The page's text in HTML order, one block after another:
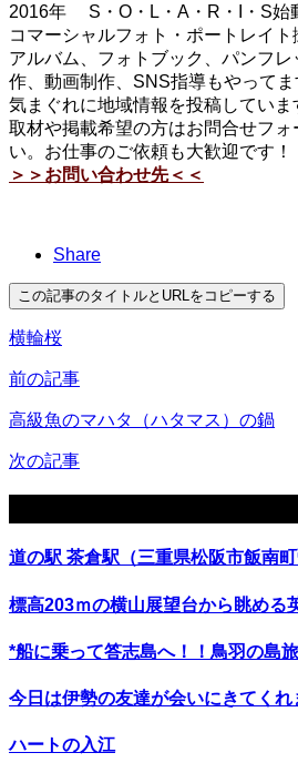
2016年 S・O・L・A・R・I・S
コマーシャルフォト・ポートレイト
アルバム、フォトブック、パンフレ
作、動画制作、SNS指導もやってま
気まぐれに地域情報を投稿していま
取材や掲載希望の方はお問合せフォ
い。お仕事のご依頼も大歓迎です！
＞＞お問い合わせ先＜＜
Share
この記事のタイトルとURLをコピーする
横輪桜
前の記事
高級魚のマハタ（ハタマス）の鍋
次の記事
道の駅 茶倉駅（三重県松阪市飯南町
標高203ｍの横山展望台から眺める
*船に乗って答志島へ！！鳥羽の島
今日は伊勢の友達が会いにきてくれ
ハートの入江